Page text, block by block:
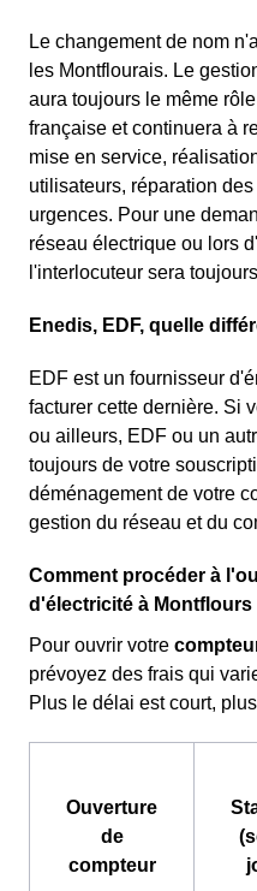
Le changement de nom
les Montflourais. Le
aura toujours le même
française et continuera à
mise en service,
utilisateurs, réparation
urgences. Pour une
réseau électrique ou lors
l'interlocuteur sera
Enedis, EDF, quelle
EDF est un fournisseur
facturer cette dernière. Si
ou ailleurs, EDF ou un
toujours de votre
déménagement de votre
gestion du réseau et du
Comment procéder à
d'électricité à Montflours
Pour ouvrir votre
prévoyez des frais qui
Plus le délai est court,
Ouverture
de
compteur